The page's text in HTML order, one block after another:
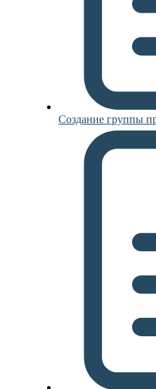
Создание группы